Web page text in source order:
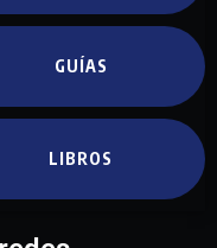
GUÍAS
LIBROS